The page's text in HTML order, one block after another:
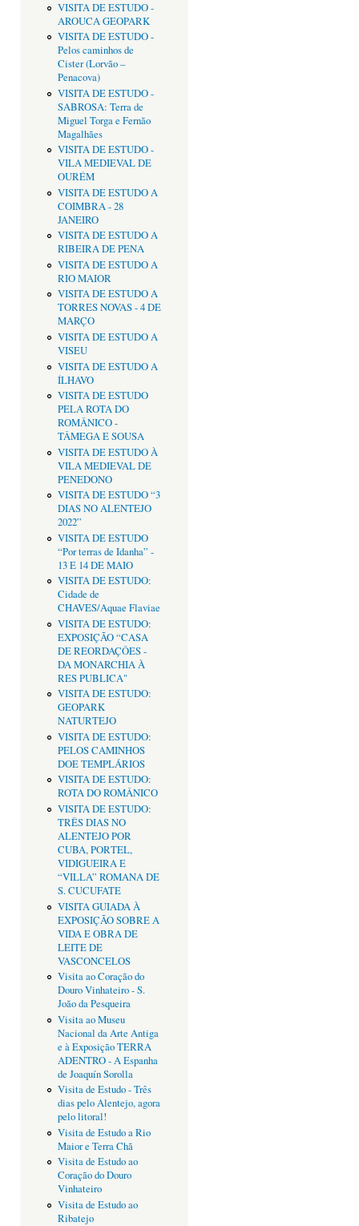
VISITA DE ESTUDO -
AROUCA GEOPARK
VISITA DE ESTUDO -
Pelos caminhos de
Cister (Lorvão –
Penacova)
VISITA DE ESTUDO -
SABROSA: Terra de
Miguel Torga e Fernão
Magalhães
VISITA DE ESTUDO -
VILA MEDIEVAL DE
OURÉM
VISITA DE ESTUDO A
COIMBRA - 28
JANEIRO
VISITA DE ESTUDO A
RIBEIRA DE PENA
VISITA DE ESTUDO A
RIO MAIOR
VISITA DE ESTUDO A
TORRES NOVAS - 4 DE
MARÇO
VISITA DE ESTUDO A
VISEU
VISITA DE ESTUDO A
ÍLHAVO
VISITA DE ESTUDO
PELA ROTA DO
ROMÂNICO -
TÂMEGA E SOUSA
VISITA DE ESTUDO À
VILA MEDIEVAL DE
PENEDONO
VISITA DE ESTUDO “3
DIAS NO ALENTEJO
2022”
VISITA DE ESTUDO
“Por terras de Idanha” -
13 E 14 DE MAIO
VISITA DE ESTUDO:
Cidade de
CHAVES/Aquae Flaviae
VISITA DE ESTUDO:
EXPOSIÇÃO “CASA
DE REORDAÇÔES -
DA MONARCHIA À
RES PUBLICA"
VISITA DE ESTUDO:
GEOPARK
NATURTEJO
VISITA DE ESTUDO:
PELOS CAMINHOS
DOE TEMPLÁRIOS
VISITA DE ESTUDO:
ROTA DO ROMÂNICO
VISITA DE ESTUDO:
TRÊS DIAS NO
ALENTEJO POR
CUBA, PORTEL,
VIDIGUEIRA E
“VILLA” ROMANA DE
S. CUCUFATE
VISITA GUIADA À
EXPOSIÇÃO SOBRE A
VIDA E OBRA DE
LEITE DE
VASCONCELOS
Visita ao Coração do
Douro Vinhateiro - S.
João da Pesqueira
Visita ao Museu
Nacional da Arte Antiga
e à Exposição TERRA
ADENTRO - A Espanha
de Joaquín Sorolla
Visita de Estudo - Três
dias pelo Alentejo, agora
pelo litoral!
Visita de Estudo a Rio
Maior e Terra Chã
Visita de Estudo ao
Coração do Douro
Vinhateiro
Visita de Estudo ao
Ribatejo